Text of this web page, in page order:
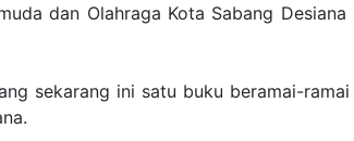
dan Olahraga Kota Sabang
sekarang ini satu buku beramai-